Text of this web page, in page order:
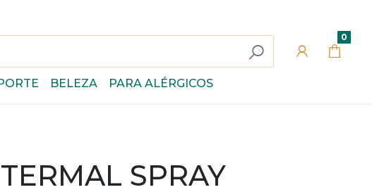
0
BELEZA PARA ALÉRGICOS
SPRAY